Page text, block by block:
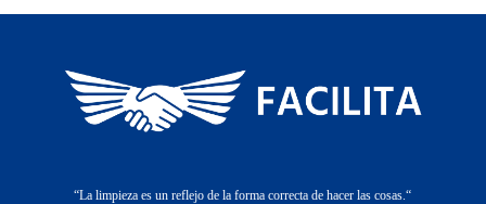
“La limpieza es un reflejo de la forma correcta de hacer las cosas.“